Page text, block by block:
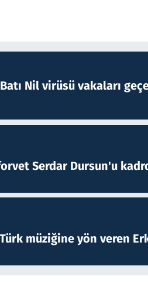
Nil virüsü vakaları
Serdar Dursun'u
müziğine yön veren